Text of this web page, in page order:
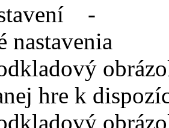
-
nastavenia
hre k